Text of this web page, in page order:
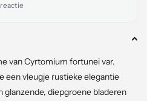
van Cyrtomium fortunei var.
een vleugje rustieke elegantie
glanzende, diepgroene bladeren